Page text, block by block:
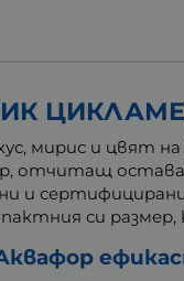
мирис и цвят
отчитащ
и
си